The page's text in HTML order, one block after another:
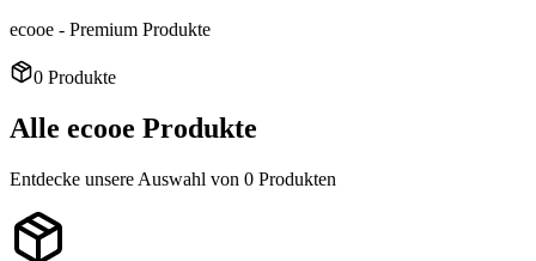
ecooe - Premium Produkte
0 Produkte
Alle ecooe Produkte
Entdecke unsere Auswahl von 0 Produkten